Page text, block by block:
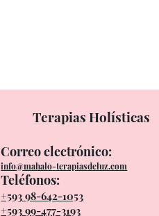
Terapias Holísticas
Correo electrónico:
info@mahalo-terapiasdeluz.com
Teléfonos:
+593 98-642-1053
+593 99-477-3193